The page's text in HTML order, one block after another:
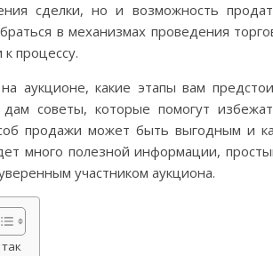
сделки, но и возможность
в механизмах проведения
процессу.
аукционе, какие этапы вам
советы, которые помогут
продажи может быть выгодным и
много полезной информации,
участником аукциона.